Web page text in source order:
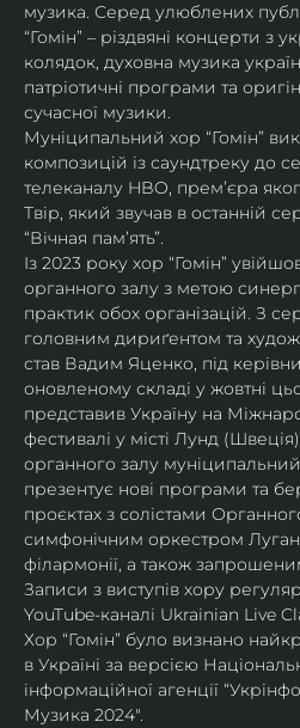
музика. Серед улюблених
“Гомін” – різдвяні концерти з
колядок, духовна музика
патріотичні програми та
сучасної музики.
Муніципальний хор “Гомін”
композицій із саундтреку до
телеканалу HBO, премʼєра
Твір, який звучав в останній
“Вічная пам’ять”.
Із 2023 року хор “Гомін”
органного залу з метою
практик обох організацій. З
головним дириґентом та
став Вадим Яценко, під
оновленому складі у жовтні
представив Україну на
фестивалі у місті Лунд
органного залу
презентує нові програми та
проєктах з солістами
симфонічним оркестром
філармонії, а також
Записи з виступів хору
YouTube-каналі Ukrainian Live
Хор “Гомін” було визнано
в Україні за версією
інформаційної агенції
Музика 2024".